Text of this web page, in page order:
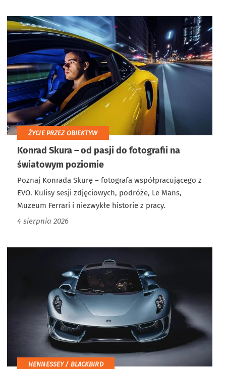
ŻYCIE PRZEZ OBIEKTYW
Konrad Skura – od pasji do fotografii na
światowym poziomie
Poznaj Konrada Skurę – fotografa współpracującego z
EVO. Kulisy sesji zdjęciowych, podróże, Le Mans,
Muzeum Ferrari i niezwykłe historie z pracy.
4 sierpnia 2026
HENNESSEY / BLACKBIRD